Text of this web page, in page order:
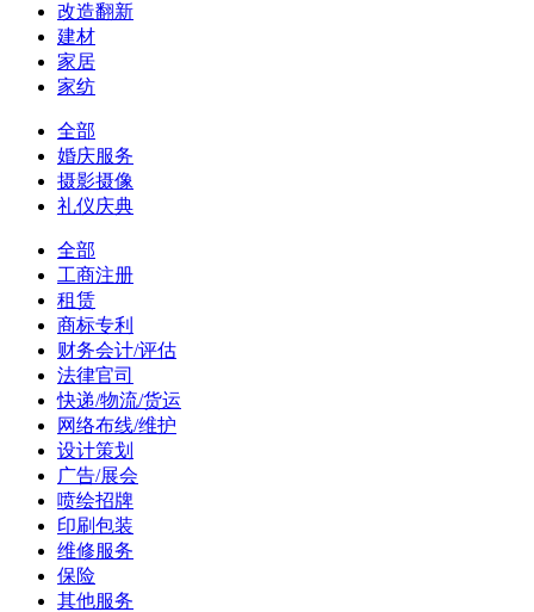
改造翻新
建材
家居
家纺
全部
婚庆服务
摄影摄像
礼仪庆典
全部
工商注册
租赁
商标专利
财务会计/评估
法律官司
快递/物流/货运
网络布线/维护
设计策划
广告/展会
喷绘招牌
印刷包装
维修服务
保险
其他服务